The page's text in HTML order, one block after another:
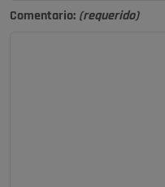
Comentario: (requerido)